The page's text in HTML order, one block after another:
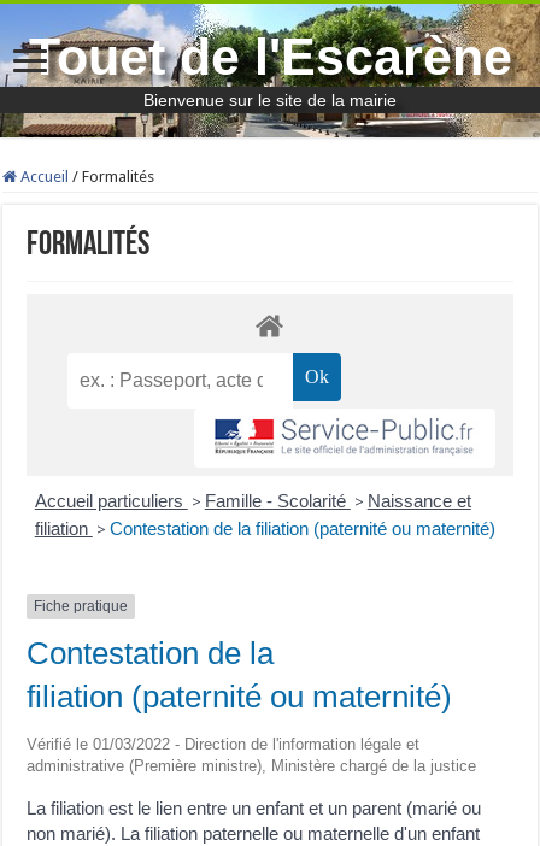
Touet de l'Escarène
Bienvenue sur le site de la mairie
Accueil / Formalités
Formalités
Accueil particuliers > Famille - Scolarité > Naissance et
filiation > Contestation de la filiation (paternité ou maternité)
Fiche pratique
Contestation de la
filiation (paternité ou maternité)
Vérifié le 01/03/2022 - Direction de l'information légale et
administrative (Première ministre), Ministère chargé de la justice
La filiation est le lien entre un enfant et un parent (marié ou
non marié). La filiation paternelle ou maternelle d'un enfant